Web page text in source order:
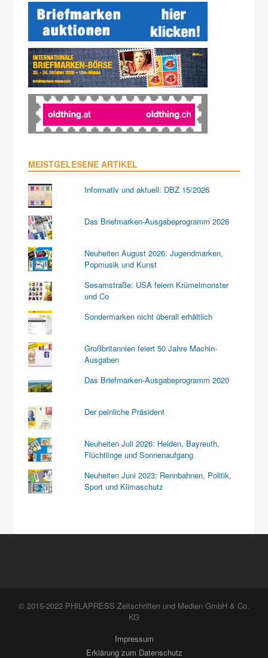
MEISTGELESENE ARTIKEL
Informativ und aktuell: DBZ 15/2026
Das Briefmarken-Ausgabeprogramm 2026
Neuheiten August 2026: Jugendmarken,
Popmusik und Kunst
Sesamstraße: USA feiern Krümelmonster
und Co
Sondermarken nicht überall erhältlich
Großbritannien feiert 50 Jahre Machin-
Ausgaben
Das Briefmarken-Ausgabeprogramm 2020
Der peinliche Präsident
Neuheiten Juli 2026: Helden, Bayreuth,
Flüchtlinge und Sonnenaufgang
Neuheiten Juni 2023: Rennbahnen, Politik,
Sport und Klimaschutz
© 2015-2022 PHILAPRESS Zeitschriften und Medien GmbH & Co.
KG
Impressum
Erklärung zum Datenschutz